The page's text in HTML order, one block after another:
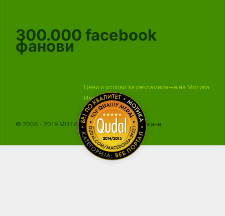
300.000 facebook
фанови
Цени и услови за рекламирање на Мотика
Импресум
© 2006 - 2019 МОТИКА, Сите права се задржани